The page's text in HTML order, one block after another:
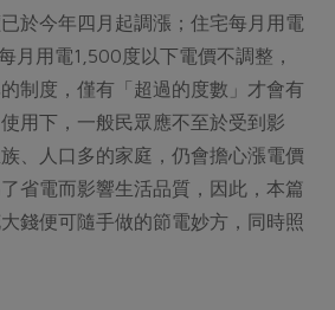
烘焙
沖泡飲品
惠案
告
惜食
支持本土農糧
能源議題
食農教育
於今年四月起調漲；住宅每月用電
月用電1,500度以下電價不調整，
制度，僅有「超過的度數」才會有
用下，一般民眾應不至於受到影
、人口多的家庭，仍會擔心漲電價
省電而影響生活品質，因此，本篇
錢便可隨手做的節電妙方，同時照